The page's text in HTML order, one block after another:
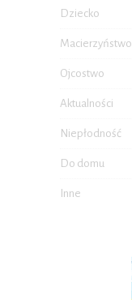
Dziecko
Macierzyństwo
Ojcostwo
Aktualności
Niepłodność
Do domu
Inne